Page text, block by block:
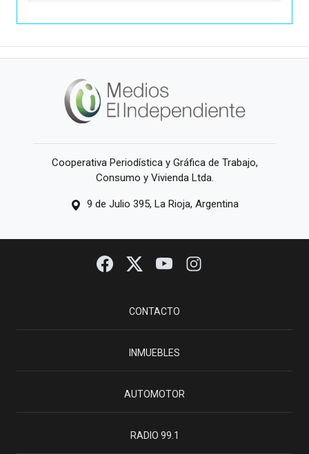
Cooperativa Periodística y Gráfica de Trabajo,
Consumo y Vivienda Ltda.
9 de Julio 395, La Rioja, Argentina
CONTACTO
INMUEBLES
AUTOMOTOR
RADIO 99.1